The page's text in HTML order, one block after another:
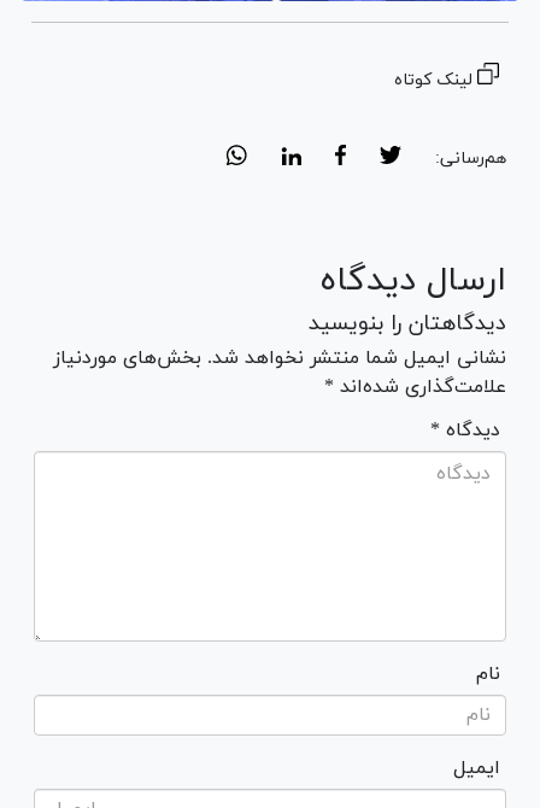
لینک کوتاه
هم‌رسانی:
ارسال دیدگاه
دیدگاهتان را بنویسید
نشانی ایمیل شما منتشر نخواهد شد. بخش‌های موردنیاز
علامت‌گذاری شده‌اند *
* دیدگاه
نام
ایمیل